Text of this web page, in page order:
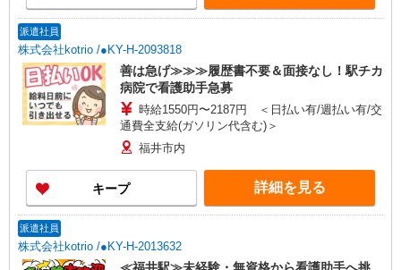
派遣社員
株式会社kotrio /●KY-H-2093818
善は急げ≫≫≫履歴書不要＆面接なし！駅チカ
病院で看護助手急募
時給1550円〜2187円 ＜日払い有/週払い有/交
通費全支給(ガソリン代含む)＞
福井市内
キープ 詳細を見る
派遣社員
株式会社kotrio /●KY-H-2013632